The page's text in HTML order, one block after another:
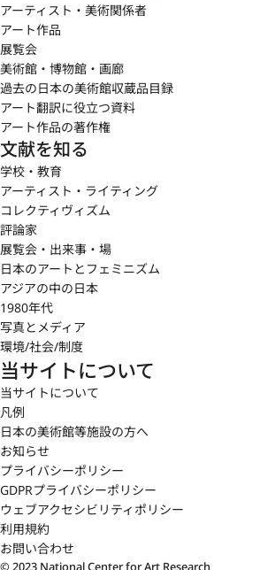
アーティスト・美術関係者
アート作品
展覧会
美術館・博物館・画廊
過去の日本の美術館収蔵品目録
アート翻訳に役立つ資料
アート作品の著作権
文献を知る
学校・教育
アーティスト・ライティング
コレクティヴィズム
評論家
展覧会・出来事・場
日本のアートとフェミニズム
アジアの中の日本
1980年代
写真とメディア
環境/社会/制度
当サイトについて
当サイトについて
凡例
日本の美術館等施設の方へ
お知らせ
プライバシーポリシー
GDPRプライバシーポリシー
ウェブアクセシビリティポリシー
利用規約
お問い合わせ
© 2023 National Center for Art Research